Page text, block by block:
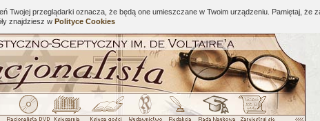
przeglądarki oznacza, że będą one umieszczane w Twoim urządzeniu. Pamiętaj, że
znajdziesz w Polityce Cookies